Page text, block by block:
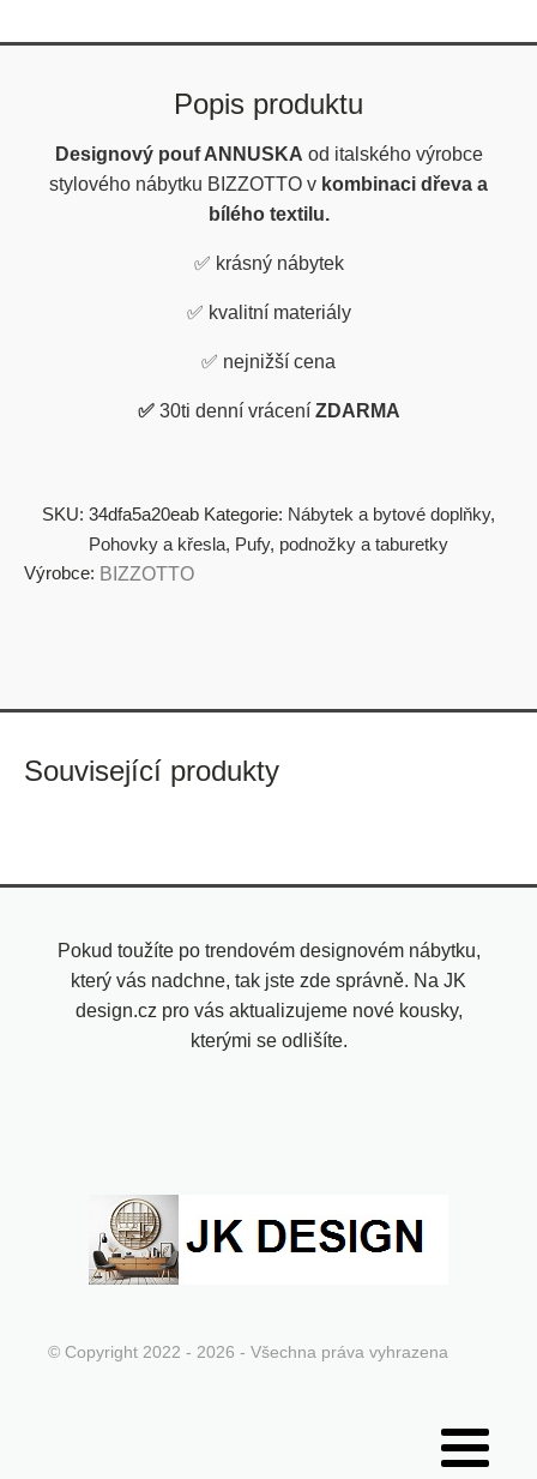
Popis produktu
Designový pouf ANNUSKA od italského výrobce
stylového nábytku BIZZOTTO v kombinaci dřeva a
bílého textilu.
✅ krásný nábytek
✅ kvalitní materiály
✅ nejnižší cena
✅ 30ti denní vrácení ZDARMA
SKU: 34dfa5a20eab Kategorie: Nábytek a bytové doplňky,
Pohovky a křesla, Pufy, podnožky a taburetky
Výrobce: BIZZOTTO
Související produkty
Pokud toužíte po trendovém designovém nábytku,
který vás nadchne, tak jste zde správně. Na JK
design.cz pro vás aktualizujeme nové kousky,
kterými se odlišíte.
© Copyright 2022 - 2026 - Všechna práva vyhrazena